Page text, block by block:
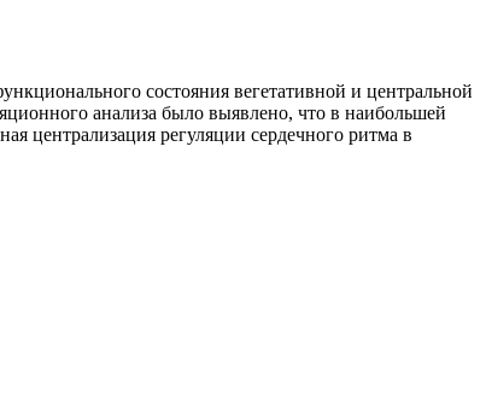
состояния вегетативной и центральной
анализа было выявлено, что в наибольшей
централизация регуляции сердечного ритма в